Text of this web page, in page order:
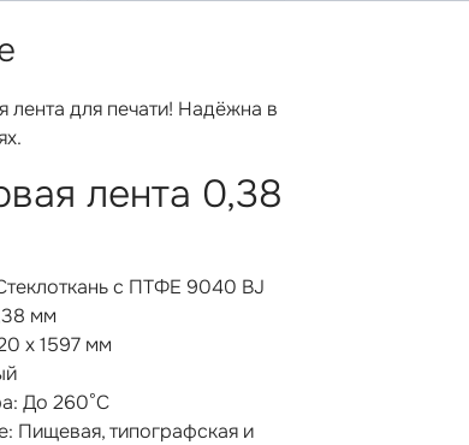
лента для печати! Надёжна в
лента 0,38
с ПТФЕ 9040 BJ
мм
x 1597 мм
До 260°C
Пищевая, типографская и